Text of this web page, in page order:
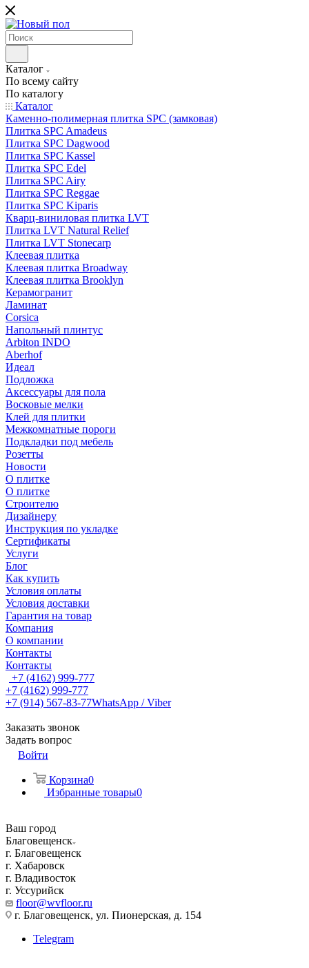
Каталог
По всему сайту
По каталогу
Каталог
Каменно-полимерная плитка SPC (замковая)
Плитка SPC Amadeus
Плитка SPC Dagwood
Плитка SPC Kassel
Плитка SPC Edel
Плитка SPC Airy
Плитка SPC Reggae
Плитка SPC Kiparis
Кварц-виниловая плитка LVT
Плитка LVT Natural Relief
Плитка LVT Stonecarp
Клеевая плитка
Клеевая плитка Broadway
Клеевая плитка Brooklyn
Керамогранит
Ламинат
Corsica
Напольный плинтус
Arbiton INDO
Aberhof
Идеал
Подложка
Аксессуары для пола
Восковые мелки
Клей для плитки
Межкомнатные пороги
Подкладки под мебель
Розетты
Новости
О плитке
О плитке
Строителю
Дизайнеру
Инструкция по укладке
Сертификаты
Услуги
Блог
Как купить
Условия оплаты
Условия доставки
Гарантия на товар
Компания
О компании
Контакты
Контакты
+7 (4162) 999-777
+7 (4162) 999-777
+7 (914) 567-83-77WhatsApp / Viber
Заказать звонок
Задать вопрос
Войти
Корзина0
Избранные товары0
Ваш город
Благовещенск
г. Благовещенск
г. Хабаровск
г. Владивосток
г. Уссурийск
floor@wvfloor.ru
г. Благовещенск, ул. Пионерская, д. 154
Telegram